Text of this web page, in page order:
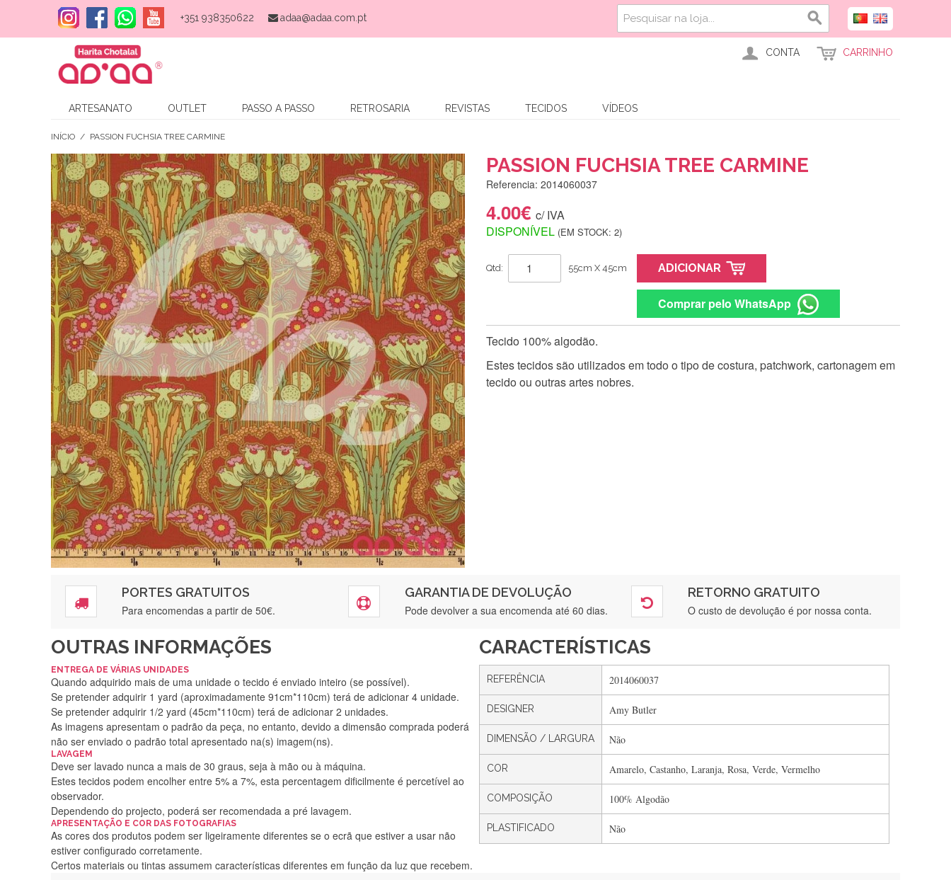
+351 938350622 adaa@adaa.com.pt
CONTA CARRINHO
ARTESANATO OUTLET PASSO A PASSO RETROSARIA REVISTAS TECIDOS VÍDEOS
INÍCIO / PASSION FUCHSIA TREE CARMINE
PASSION FUCHSIA TREE CARMINE
Referencia: 2014060037
4.00€ c/ IVA
DISPONÍVEL (EM STOCK: 2)
Qtd: 55cm X 45cm ADICIONAR
Comprar pelo WhatsApp
Tecido 100% algodão.
Estes tecidos são utilizados em todo o tipo de costura, patchwork, cartonagem em
tecido ou outras artes nobres.
PORTES GRATUITOS
Para encomendas a partir de 50€.
GARANTIA DE DEVOLUÇÃO
Pode devolver a sua encomenda até 60 dias.
RETORNO GRATUITO
O custo de devolução é por nossa conta.
OUTRAS INFORMAÇÕES
ENTREGA DE VÁRIAS UNIDADES
Quando adquirido mais de uma unidade o tecido é enviado inteiro (se possível).
Se pretender adquirir 1 yard (aproximadamente 91cm*110cm) terá de adicionar 4 unidade.
Se pretender adquirir 1/2 yard (45cm*110cm) terá de adicionar 2 unidades.
As imagens apresentam o padrão da peça, no entanto, devido a dimensão comprada poderá
não ser enviado o padrão total apresentado na(s) imagem(ns).
LAVAGEM
Deve ser lavado nunca a mais de 30 graus, seja à mão ou à máquina.
Estes tecidos podem encolher entre 5% a 7%, esta percentagem dificilmente é percetível ao
observador.
Dependendo do projecto, poderá ser recomendada a pré lavagem.
APRESENTAÇÃO E COR DAS FOTOGRAFIAS
As cores dos produtos podem ser ligeiramente diferentes se o ecrã que estiver a usar não
estiver configurado corretamente.
Certos materiais ou tintas assumem características diferentes em função da luz que recebem.
CARACTERÍSTICAS
REFERÊNCIA 2014060037
DESIGNER Amy Butler
DIMENSÃO / LARGURA Não
COR Amarelo, Castanho, Laranja, Rosa, Verde, Vermelho
COMPOSIÇÃO 100% Algodão
PLASTIFICADO Não
Silvia Lopes
Encomenda direitinha. Rapidez e segurança. Volto a encomendar.
Silvia André
Gostei ,Serviço bastante rápido. recomendo
Filipa Freire